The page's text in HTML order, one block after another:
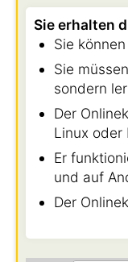
Sie erhalten
Sie können
Sie
sondern
Der
Linux oder
Er
und auf
Der